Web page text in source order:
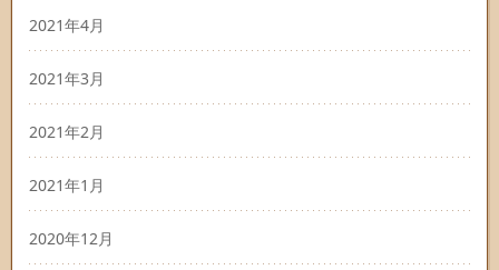
2021年4月
2021年3月
2021年2月
2021年1月
2020年12月